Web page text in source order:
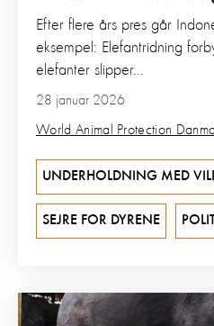
28 januar 2026
World Animal Protection
Efter flere års pres går
eksempel: Elefantridning
elefanter slipper...
UNDERHOLDNING MED
SEJRE FOR DYRENE